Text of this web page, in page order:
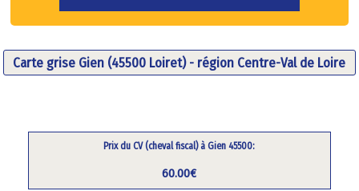
Carte grise Gien (45500 Loiret) - région Centre-Val de Loire
Prix du CV (cheval fiscal) à Gien 45500:
60.00€